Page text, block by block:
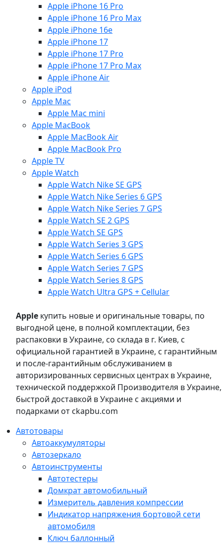
Apple iPhone 16 Pro
Apple iPhone 16 Pro Max
Apple iPhone 16e
Apple iPhone 17
Apple iPhone 17 Pro
Apple iPhone 17 Pro Max
Apple iPhone Air
Apple iPod
Apple Mac
Apple Mac mini
Apple MacBook
Apple MacBook Air
Apple MacBook Pro
Apple TV
Apple Watch
Apple Watch Nike SE GPS
Apple Watch Nike Series 6 GPS
Apple Watch Nike Series 7 GPS
Apple Watch SE 2 GPS
Apple Watch SE GPS
Apple Watch Series 3 GPS
Apple Watch Series 6 GPS
Apple Watch Series 7 GPS
Apple Watch Series 8 GPS
Apple Watch Ultra GPS + Cellular
Apple купить новые и оригинальные товары, по
выгодной цене, в полной комплектации, без
распаковки в Украине, со склада в г. Киев, с
официальной гарантией в Украине, с гарантийным
и после-гарантийным обслуживанием в
авторизированных сервисных центрах в Украине,
технической поддержкой Производителя в Украине,
быстрой доставкой в Украине с акциями и
подарками от ckapbu.com
Автотовары
Автоаккумуляторы
Автозеркало
Автоинструменты
Автотестеры
Домкрат автомобильный
Измеритель давления компрессии
Индикатор напряжения бортовой сети
автомобиля
Ключ баллонный